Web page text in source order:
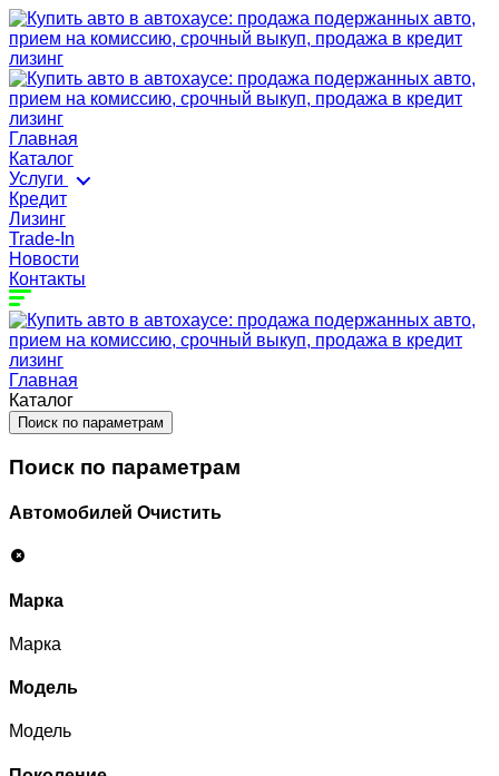
Главная
Каталог
Услуги
Кредит
Лизинг
Trade-In
Новости
Контакты
Главная
Каталог
Поиск по параметрам
Поиск по параметрам
Автомобилей Очистить
Марка
Марка
Модель
Модель